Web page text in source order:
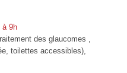
à 9h
des glaucomes ,
toilettes accessibles),